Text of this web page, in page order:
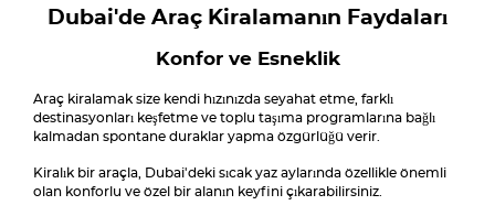
Dubai'de Araç Kiralamanın Faydaları
Konfor ve Esneklik
Araç kiralamak size kendi hızınızda seyahat etme, farklı
destinasyonları keşfetme ve toplu taşıma programlarına bağlı
kalmadan spontane duraklar yapma özgürlüğü verir.
Kiralık bir araçla, Dubai'deki sıcak yaz aylarında özellikle önemli
olan konforlu ve özel bir alanın keyfini çıkarabilirsiniz.